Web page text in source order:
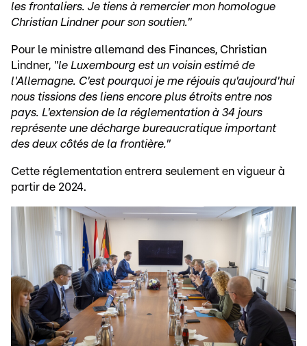
les frontaliers. Je tiens à remercier mon homologue
Christian Lindner pour son soutien."
Pour le ministre allemand des Finances, Christian
Lindner, "le Luxembourg est un voisin estimé de
l'Allemagne. C'est pourquoi je me réjouis qu'aujourd'hui
nous tissions des liens encore plus étroits entre nos
pays. L'extension de la réglementation à 34 jours
représente une décharge bureaucratique important
des deux côtés de la frontière."
Cette réglementation entrera seulement en vigueur à
partir de 2024.